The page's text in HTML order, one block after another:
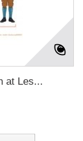
at Les...